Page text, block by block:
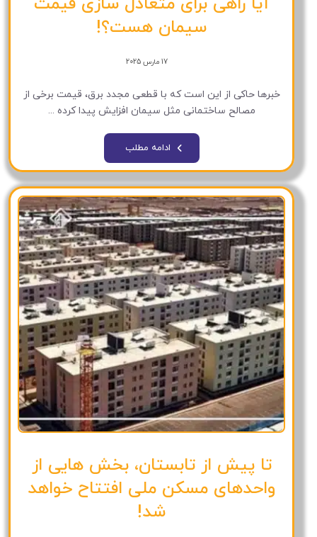
سیمان هست؟!
17 مارس 2025
خبرها حاکی از این است که با قطعی مجدد برق، قیمت برخی از
مصالح ساختمانی مثل سیمان افزایش پیدا کرده ...
ادامه مطلب
تا پیش از تابستان، بخش هایی از
واحدهای مسکن ملی افتتاح خواهد
شد!